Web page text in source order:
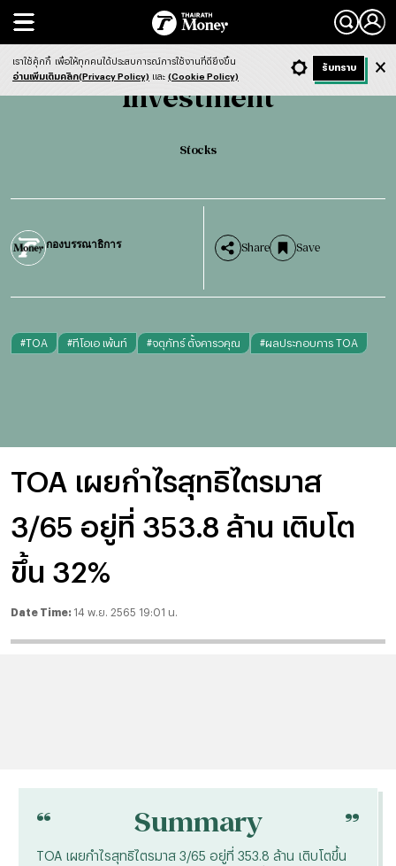
Search
Investment Stocks
Investment
Stocks
กองบรรณาธิการ Share Save
#TOA #ทีโอเอ เพ้นท์ #จตุภัทร์ ตั้งคารวคุณ #ผลประกอบการ TOA
TOA เผยกำไรสุทธิไตรมาส
3/65 อยู่ที่ 353.8 ล้าน เติบโต
ขึ้น 32%
Date Time: 14 พ.ย. 2565 19:01 น.
- ก + ก Dark ฟังข่าว
“ Summary “
TOA เผยกำไรสุทธิไตรมาส 3/65 อยู่ที่ 353.8 ล้าน เติบโตขึ้น
เราใช้คุ้กกี้ เพื่อให้ทุกคนได้ประสบการณ์การใช้งานที่ดียิ่งขึ้น
อ่านเพิ่มเติมคลิก(Privacy Policy) และ (Cookie Policy)
รับทราบ